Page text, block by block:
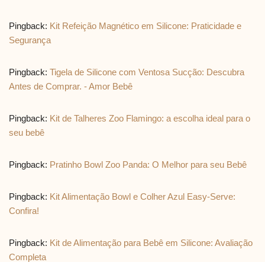
Pingback: Kit Refeição Magnético em Silicone: Praticidade e
Segurança
Pingback: Tigela de Silicone com Ventosa Sucção: Descubra
Antes de Comprar. - Amor Bebê
Pingback: Kit de Talheres Zoo Flamingo: a escolha ideal para o
seu bebê
Pingback: Pratinho Bowl Zoo Panda: O Melhor para seu Bebê
Pingback: Kit Alimentação Bowl e Colher Azul Easy-Serve:
Confira!
Pingback: Kit de Alimentação para Bebê em Silicone: Avaliação
Completa